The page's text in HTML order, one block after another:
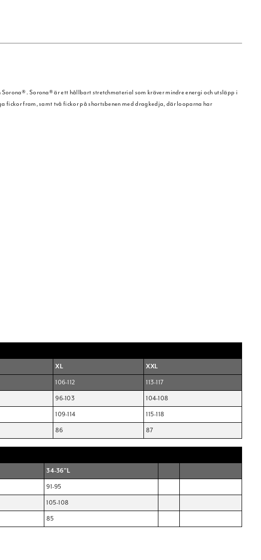
. Sorona® är ett hållbart stretchmaterial som kräver mindre energi och utsläpp i
fickor fram, samt två fickor på shortsbenen med dragkedja, där looparna har
XL
XXL
106-112
113-117
96-103
104-108
109-114
115-118
86 87
34-36"L
91-95
105-108
85